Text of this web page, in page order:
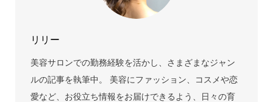
リリー
美容サロンでの勤務経験を活かし、さまざまなジャン
ルの記事を執筆中。 美容にファッション、コスメや恋
愛など、お役立ち情報をお届けできるよう、日々の育